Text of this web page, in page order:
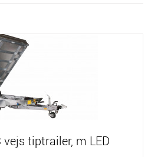
tiptrailer, m LED